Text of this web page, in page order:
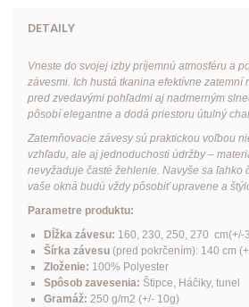
DETAILY
Vneste do svojej izby príjemnú atmosféru a
závesmi. Ich hustá tkanina efektívne zatemní
pred zvedavými pohľadmi aj nadmerným
pôsobí elegantne a dodá priestoru útulný
Zatemňovacie závesy sú praktickou voľbou
vzhľadu, ale aj jednoduchosti údržby –
nevyžaduje časté žehlenie. Navyše sa ľahko
vaše okná budú vždy pôsobiť upravene a
Parametre produktu:
Dĺžka závesu: 160, 230, 250, 270 cm(+/-
Šírka závesu(pred pokrčením): 140 cm
Zloženie: 100% Polyester
Spôsob zavesenia: Štipce, Háčiky, tunel
Gramáž: 250 g/m2 (+/- 10g)